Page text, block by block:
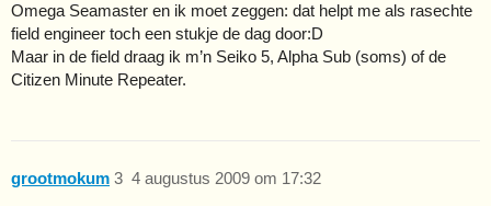
Omega Seamaster en ik moet zeggen: dat helpt me als rasechte
field engineer toch een stukje de dag door:D
Maar in de field draag ik m’n Seiko 5, Alpha Sub (soms) of de
Citizen Minute Repeater.
grootmokum 4 augustus 2009 om 17:32
3